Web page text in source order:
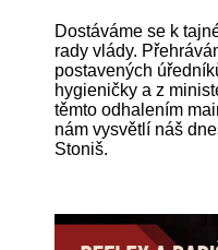
Dostáváme se k
rady vlády.
postavených
hygieničky a z
těmto odhalením
nám vysvětlí náš
Stoniš.